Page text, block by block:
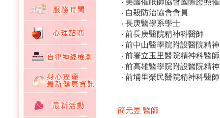
‧ 美國催眠師協會國際證照
‧ 自殺防治協會會員
‧ 長庚醫學系學士
‧ 前長庚醫院精神科醫師
‧ 前中山醫學院附設醫院精
‧ 前署立玉里醫院精神科醫師
‧ 前高雄醫學院附設醫院精
‧ 前埔里榮民醫院精神科醫師
簡元昱 醫師